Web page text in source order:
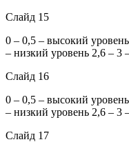
Слайд 15
0 – 0,5 – высокий
– низкий уровень 2,6 – 3
Слайд 16
0 – 0,5 – высокий
– низкий уровень 2,6 – 3
Слайд 17